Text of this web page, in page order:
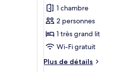
pour
ce
type
de
chambre :
Suite
1 chambre
2 personnes
1 très grand lit
Wi-Fi gratuit
Plus de détails
Plus